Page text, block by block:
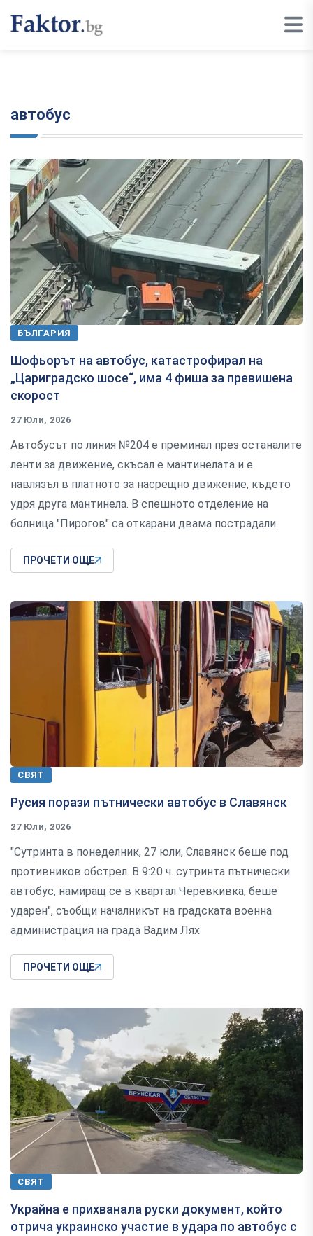
автобус
БЪЛГАРИЯ
Шофьорът на автобус, катастрофирал на
„Цариградско шосе“, има 4 фиша за превишена
скорост
27 Юли, 2026
Автобусът по линия №204 е преминал през останалите
ленти за движение, скъсал е мантинелата и е
навлязъл в платното за насрещно движение, където
удря друга мантинела. В спешното отделение на
болница "Пирогов" са откарани двама пострадали.
ПРОЧЕТИ ОЩЕ
СВЯТ
Русия порази пътнически автобус в Славянск
27 Юли, 2026
"Сутринта в понеделник, 27 юли, Славянск беше под
противников обстрел. В 9:20 ч. сутринта пътнически
автобус, намиращ се в квартал Черевкивка, беше
ударен", съобщи началникът на градската военна
администрация на града Вадим Лях
ПРОЧЕТИ ОЩЕ
СВЯТ
Украйна е прихванала руски документ, който
отрича украинско участие в удара по автобус с